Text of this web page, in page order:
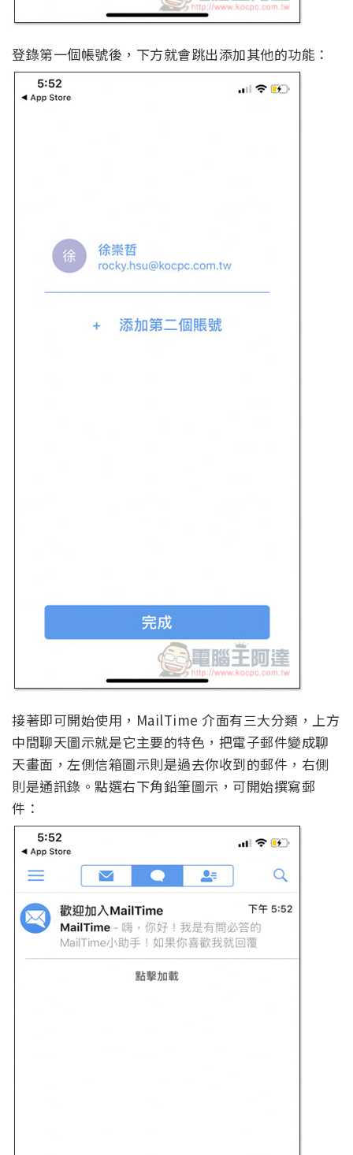
登錄第一個帳號後，下方就會跳出添加其他的功能：
接著即可開始使用，MailTime 介面有三大分類，上方
中間聊天圖示就是它主要的特色，把電子郵件變成聊
天畫面，左側信箱圖示則是過去你收到的郵件，右側
則是通訊錄。點選右下角鉛筆圖示，可開始撰寫郵
件：